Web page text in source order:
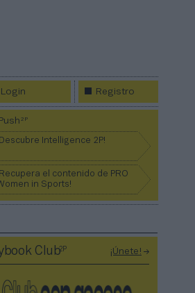
Login Registro
Push2P
Intelligence 2P!
el contenido de PRO
in Sports!
Club2P ¡Únete!